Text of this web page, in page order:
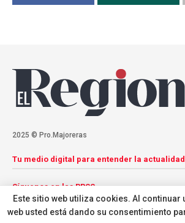
2025 © Pro.Majoreras
Tu medio digital para entender la
Síguenos en las RRSS
Este sitio web utiliza cookies. Al
web usted está dando su consentimiento